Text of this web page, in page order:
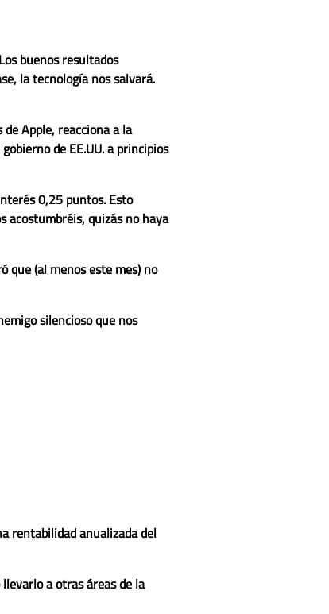
buenos resultados
la tecnología nos salvará.
Apple, reacciona a la
de EE.UU. a principios
0,25 puntos. Esto
acostumbréis, quizás no haya
que (al menos este mes) no
silencioso que nos
rentabilidad anualizada del
a otras áreas de la